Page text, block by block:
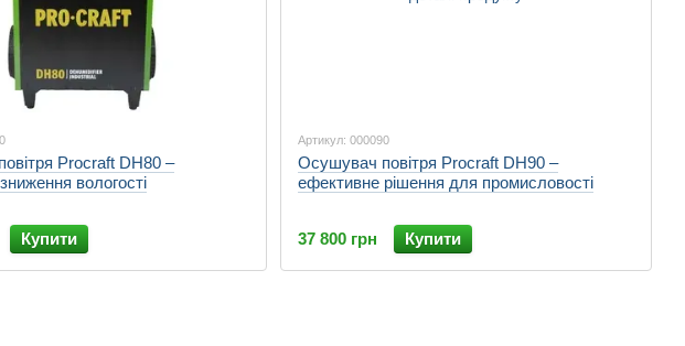
Procraft DH80 –
вологості
Купити
Артикул: 000090
Осушувач повітря Procraft DH90 –
ефективне рішення для промисловості
37 800 грн Купити